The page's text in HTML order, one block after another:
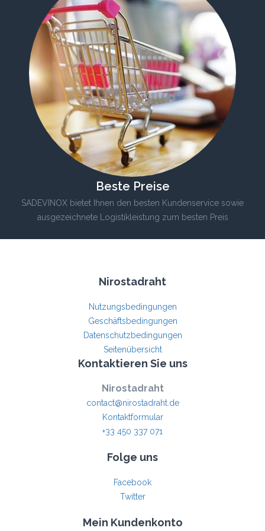
Beste Preise
SADEVINOX bietet Ihnen den besten Kundenservice sowie
ausgezeichnete Logistikleistung zum besten Preis
Nirostadraht
Nutzungsbedingungen
Geschäftsbedingungen
Datenschutzbedingungen
Seitenübersicht
Kontaktieren Sie uns
Nirostadraht
contact@nirostadraht.de
Kontaktformular
+33 450 337 071
Folge uns
Facebook
Twitter
Mein Kundenkonto